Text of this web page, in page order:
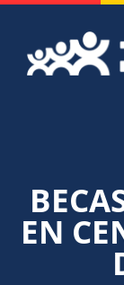
EN